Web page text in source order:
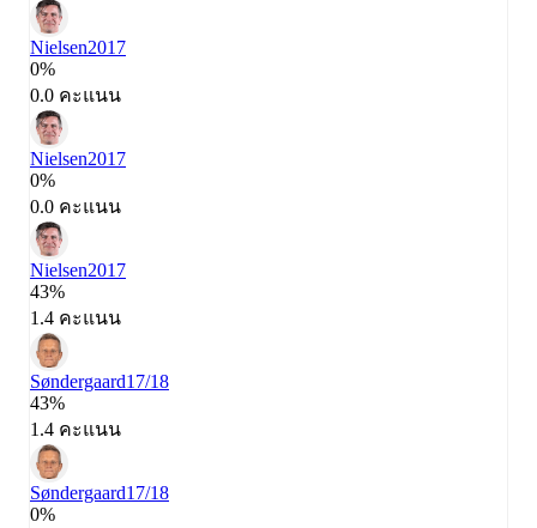
Nielsen2017
0%
0.0 คะแนน
Nielsen2017
0%
0.0 คะแนน
Nielsen2017
43%
1.4 คะแนน
Søndergaard17/18
43%
1.4 คะแนน
Søndergaard17/18
0%